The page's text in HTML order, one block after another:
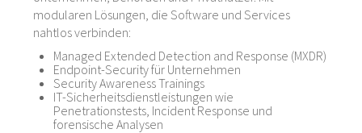
modularen Lösungen, die Software und Services
nahtlos verbinden:
Managed Extended Detection and Response (MXDR)
Endpoint-Security für Unternehmen
Security Awareness Trainings
IT-Sicherheitsdienstleistungen wie
Penetrationstests, Incident Response und
forensische Analysen